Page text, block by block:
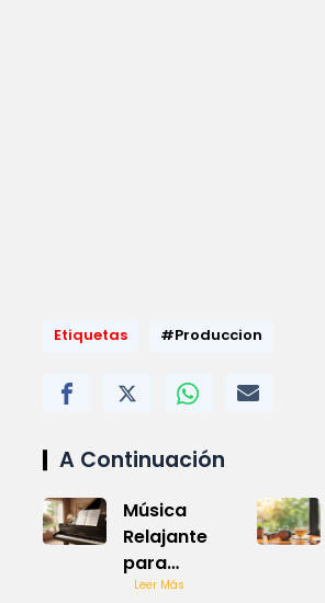
Etiquetas #Produccion
A Continuación
Música
Relajante
para
Estudiar
Leer Más